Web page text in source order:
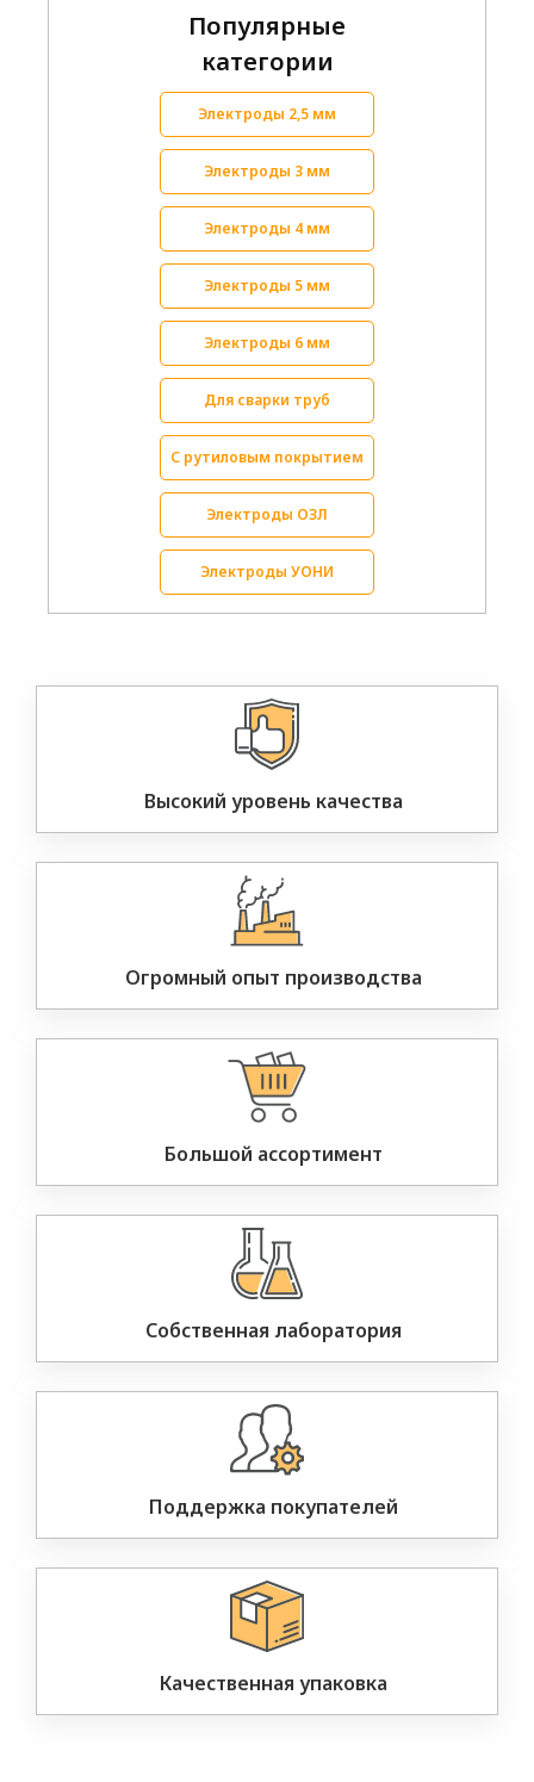
Популярные
категории
Электроды 2,5 мм
Электроды 3 мм
Электроды 4 мм
Электроды 5 мм
Электроды 6 мм
Для сварки труб
С рутиловым покрытием
Электроды ОЗЛ
Электроды УОНИ
Высокий уровень качества
Огромный опыт производства
Большой ассортимент
Собственная лаборатория
Поддержка покупателей
Качественная упаковка